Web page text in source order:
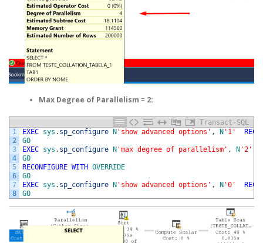
Max Degree of Parallelism =2:
Transact-SQL
1
2
3
4
5
6
7
8
EXEC sys . sp_configure N 'show advanced options' , N '1'
GO
EXEC sys . sp_configure N 'max degree of parallelism' , N '2'
GO
RECONFIGURE WITH OVERRIDE
GO
EXEC sys . sp_configure N 'show advanced options' , N '0'
GO